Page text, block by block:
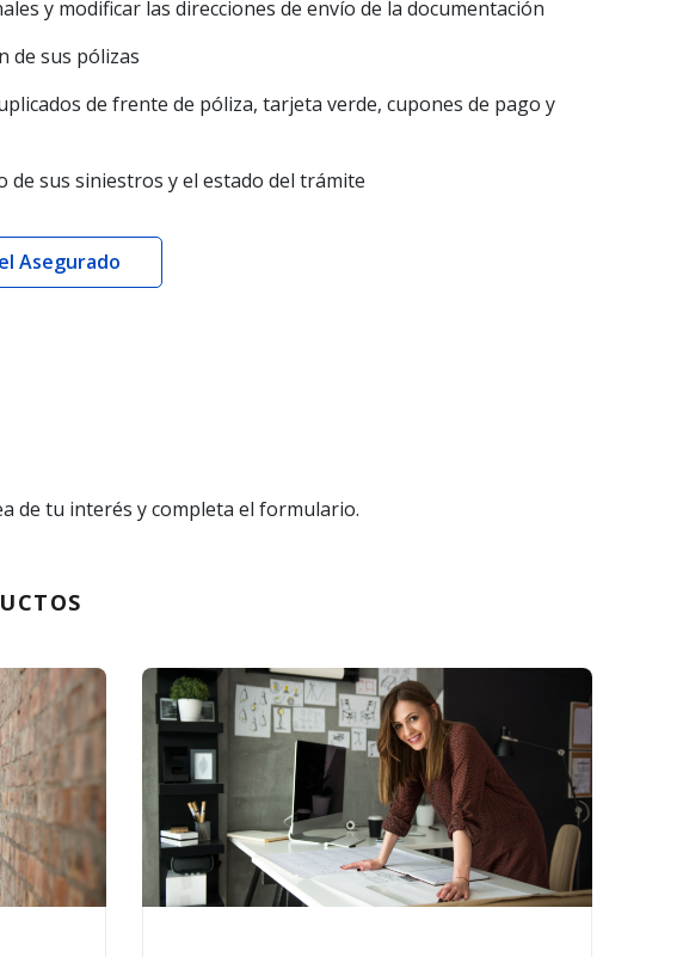
y modificar las direcciones de envío de la documentación
de sus pólizas
de frente de póliza, tarjeta verde, cupones de pago y
de sus siniestros y el estado del trámite
Asegurado
de tu interés y completa el formulario.